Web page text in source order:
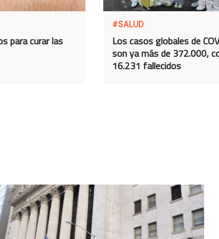
para curar las
#SALUD
Los casos globales de
son ya más de 372.000,
16.231 fallecidos